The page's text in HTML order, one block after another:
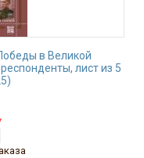
в Великой
лист из 5